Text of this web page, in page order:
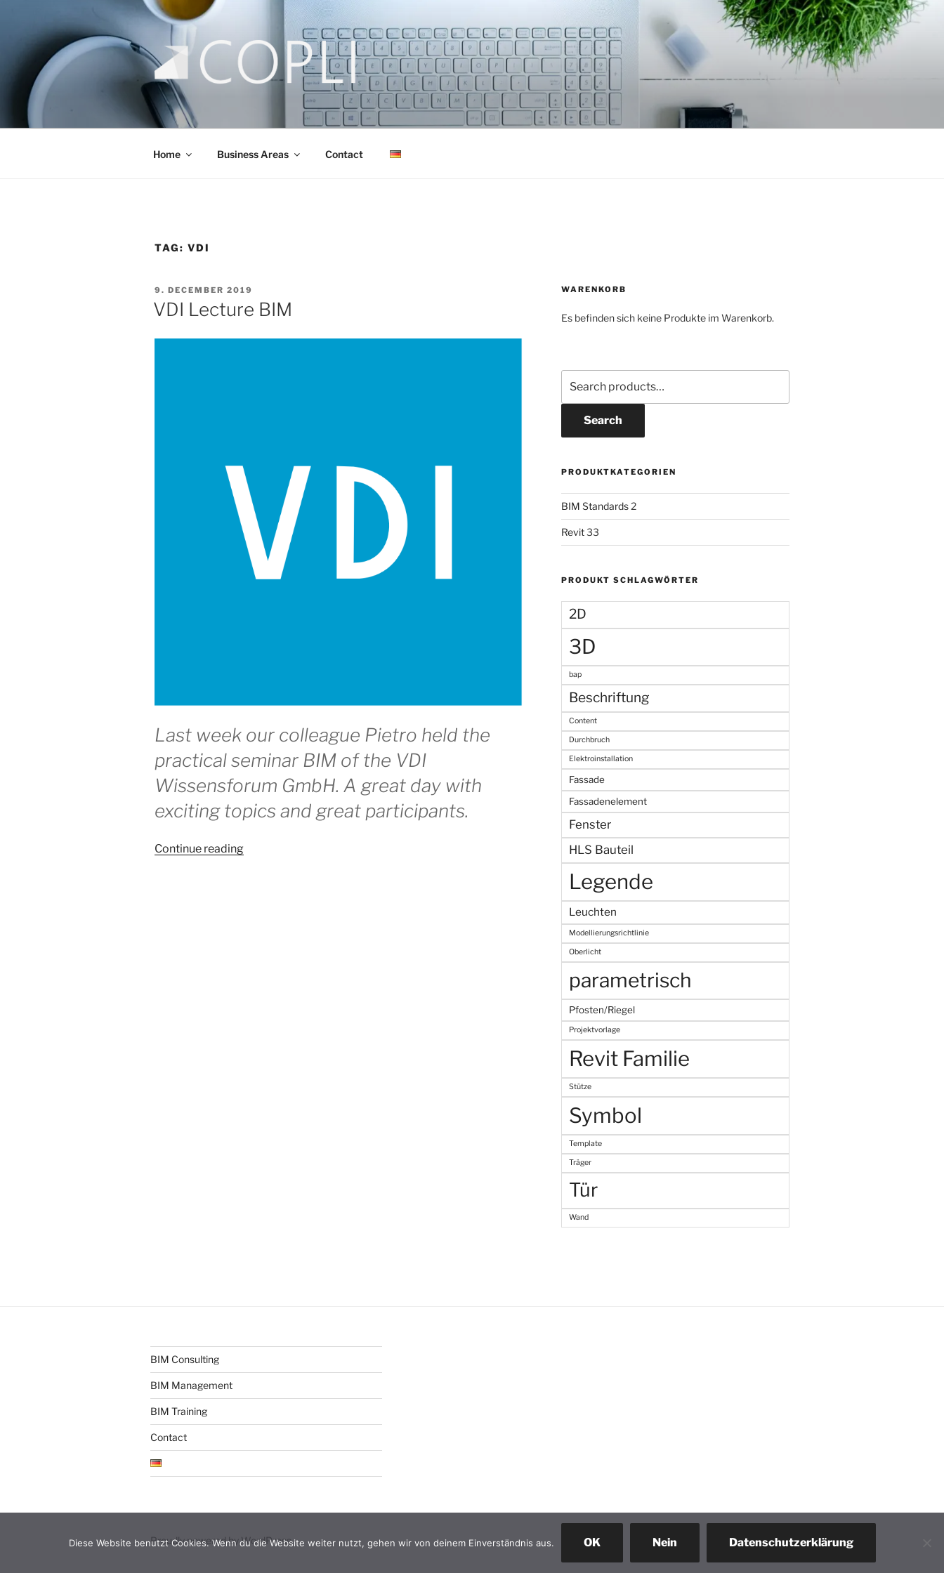
content
COPLI CONSULTING
taking better decisions!
Home Business Areas Contact
TAG: VDI
POSTED
ON
9. DECEMBER 2019
VDI Lecture BIM
Last week our colleague Pietro held the
practical seminar BIM of the VDI
Wissensforum GmbH. A great day with
exciting topics and great participants.
Continue reading“VDI
WARENKORB
Es befinden sich keine Produkte im Warenkorb.
for:
Search
PRODUKTKATEGORIEN
BIM Standards 2
Revit 33
PRODUKT SCHLAGWÖRTER
2D
3D
bap
Beschriftung
Content
Durchbruch
Elektroinstallation
Fassade
Fassadenelement
Fenster
HLS Bauteil
Legende
Leuchten
Modellierungsrichtlinie
Oberlicht
parametrisch
Pfosten/Riegel
Projektvorlage
Revit Familie
Stütze
Symbol
Template
Träger
Tür
Wand
BIM Consulting
BIM Management
BIM Training
Contact
Proudly powered by WordPress
Diese Website benutzt Cookies. Wenn du die Website weiter nutzt, gehen wir von deinem Einverständnis aus. OK Nein Datenschutzerklärung